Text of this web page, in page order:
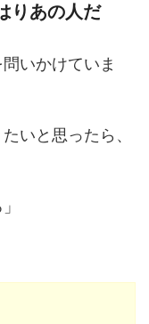
りあの人だ
いかけていま
いと思ったら、